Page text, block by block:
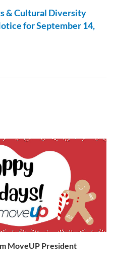
& Cultural Diversity
for September 14,
MoveUP President